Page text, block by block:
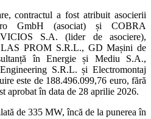
contractul a fost atribuit asocierii
GmbH (asociat) și COBRA
S.A. (lider de asociere),
LAS PROM S.R.L., GD Mașini de
în Energie și Mediu S.A.,
S.R.L. și Electromontaj
este de 188.496.099,76 euro, fără
aprobat în data de 28 aprilie 2026.
de 335 MW, încă de la punerea în